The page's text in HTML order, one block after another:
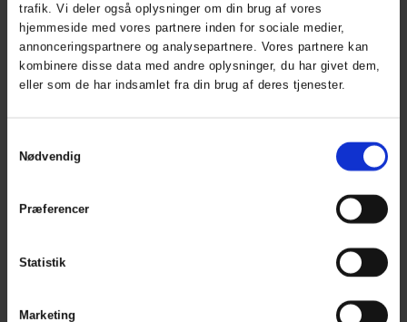
trafik. Vi deler også oplysninger om din brug af vores
hjemmeside med vores partnere inden for sociale medier,
annonceringspartnere og analysepartnere. Vores partnere kan
kombinere disse data med andre oplysninger, du har givet dem,
eller som de har indsamlet fra din brug af deres tjenester.
Nødvendig
Præferencer
Statistik
Marketing
Produkttype Overall
Skridtlængde str. L 72 cm/ 28,5
in
ELKA PU
Heavy
Visible,
100%
Polyamid,
belægning
H2O